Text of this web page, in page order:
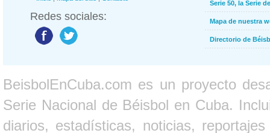
Redes sociales:
Serie 50, la Serie
Mapa de nuestra
Directorio de
BeisbolEnCuba.com es un proyecto
Serie Nacional de Béisbol en Cuba.
diarios, estadísticas, noticias,